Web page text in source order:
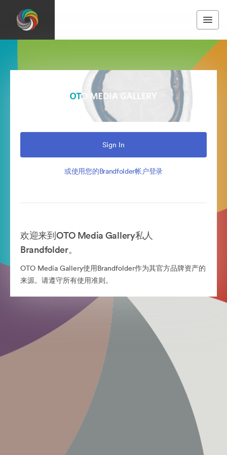
Sign In
或使用您的Brandfolder帐户登录
欢迎来到OTO Media Gallery私人
Brandfolder。
OTO Media Gallery使用Brandfolder作为其官方品牌资产的
来源。请遵守所有使用准则。